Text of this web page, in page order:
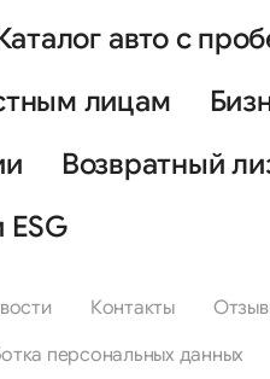
авто с
лицам
Возвратный
ESG
Контакты
персональных данных